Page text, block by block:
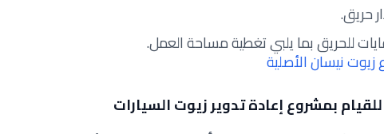
حريق.
للحريق بما يلبي تغطية مساحة العمل.
زيوت نيسان الأصلية
بمشروع إعادة تدوير زيوت السيارات